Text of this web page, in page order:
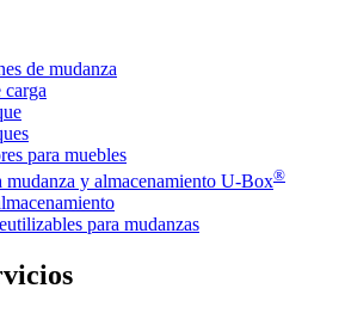
de mudanza
para muebles
mudanza y almacenamiento U-Box®
para mudanzas